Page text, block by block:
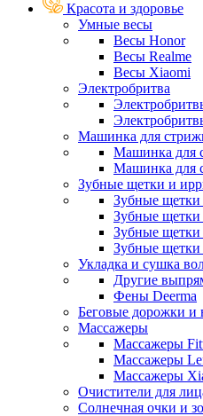
Красота и здоровье
Умные весы
Весы Honor
Весы Realme
Весы Xiaomi
Электробритва
Машинка для
Машинка для
Машинка для
Зубные щетки и
Зубные щетки
Зубные щетки
Зубные щетки
Зубные щетки
Укладка и сушка
Другие
Фены Deerma
Беговые дорожки и
Массажеры
Массажеры
Массажеры
Массажеры
Очистители для
Солнечная очки и